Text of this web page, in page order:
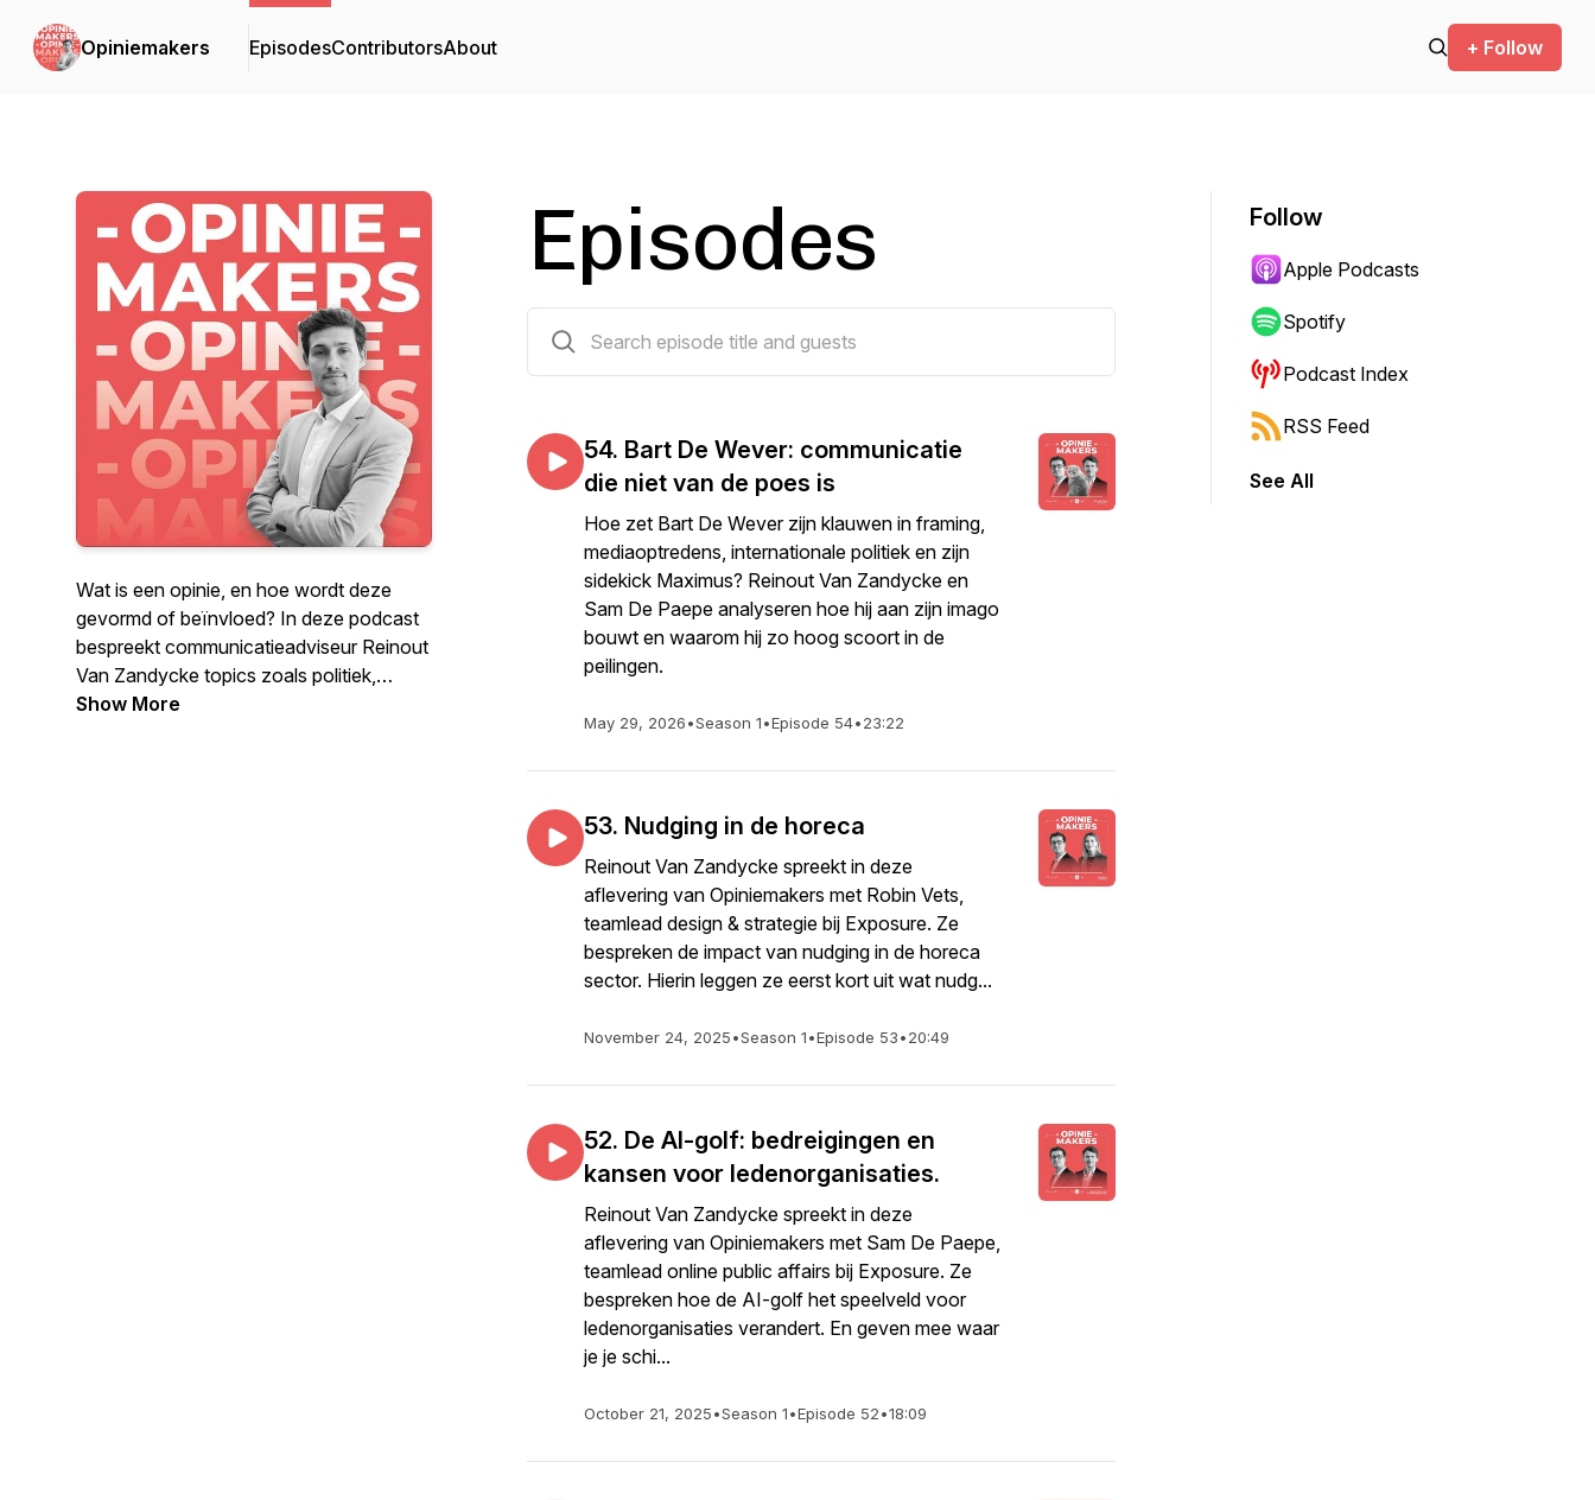
Opiniemakers EpisodesContributorsAbout + Follow
Wat is een opinie, en hoe wordt deze
gevormd of beïnvloed? In deze podcast
bespreekt communicatieadviseur Reinout
Van Zandycke topics zoals politiek,
psychologie en communicatie. Deze 3
Show More
Episodes
54. Bart De Wever: communicatie
die niet van de poes is
Hoe zet Bart De Wever zijn klauwen in framing,
mediaoptredens, internationale politiek en zijn
sidekick Maximus? Reinout Van Zandycke en
Sam De Paepe analyseren hoe hij aan zijn imago
bouwt en waarom hij zo hoog scoort in de
peilingen.
May 29, 2026•Season 1•Episode 54•23:22
53. Nudging in de horeca
Reinout Van Zandycke spreekt in deze
aflevering van Opiniemakers met Robin Vets,
teamlead design & strategie bij Exposure. Ze
bespreken de impact van nudging in de horeca
sector. Hierin leggen ze eerst kort uit wat nudg...
November 24, 2025•Season 1•Episode 53•20:49
52. De AI-golf: bedreigingen en
kansen voor ledenorganisaties.
Reinout Van Zandycke spreekt in deze
aflevering van Opiniemakers met Sam De Paepe,
teamlead online public affairs bij Exposure. Ze
bespreken hoe de AI-golf het speelveld voor
ledenorganisaties verandert. En geven mee waar
je je schi...
October 21, 2025•Season 1•Episode 52•18:09
Follow
Apple Podcasts
Spotify
Podcast Index
RSS Feed
See All